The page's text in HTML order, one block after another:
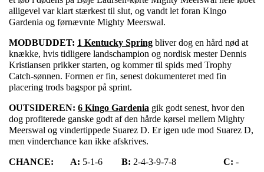
alligevel var klart stærkest til slut, og vandt let foran Kingo
Gardenia og førnævnte Mighty Meerswal.
MODBUDDET: 1 Kentucky Spring bliver dog en hård nød at
knække, hvis tidligere landschampion og nordisk mester Dennis
Kristiansen prikker starten, og kommer til spids med Trophy
Catch-sønnen. Formen er fin, senest dokumenteret med fin
placering trods bagspor på sprint.
OUTSIDEREN: 6 Kingo Gardenia gik godt senest, hvor den
dog profiterede ganske godt af den hårde kørsel mellem Mighty
Meerswal og vindertippede Suarez D. Er igen ude mod Suarez D,
men vinderchance kan ikke afskrives.
CHANCE: A: 5-1-6 B: 2-4-3-9-7-8 C: -